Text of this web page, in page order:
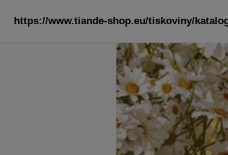
https://www.tiande-shop.eu/tiskoviny/